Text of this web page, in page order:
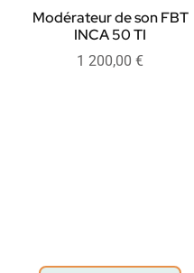
Modérateur de son FBT
INCA 50 TI
1 200,00 €